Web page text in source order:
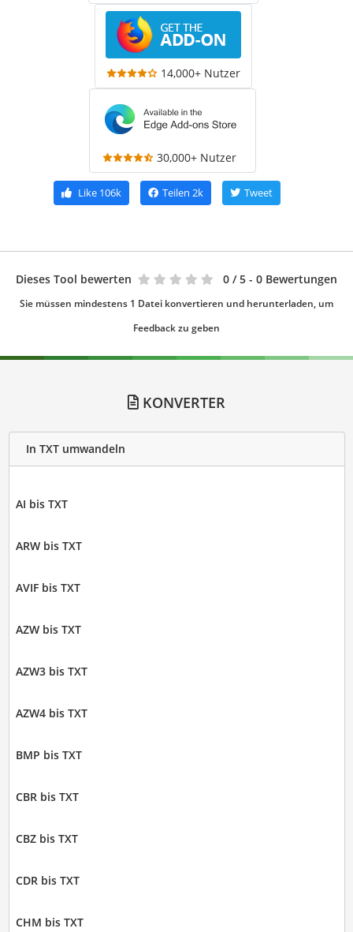
14,000+ Nutzer
30,000+ Nutzer
Like 106k Teilen 2k Tweet
Dieses Tool bewerten 0 / 5 - 0 Bewertungen
Sie müssen mindestens 1 Datei konvertieren und herunterladen, um
Feedback zu geben
KONVERTER
In TXT umwandeln
AI bis TXT
ARW bis TXT
AVIF bis TXT
AZW bis TXT
AZW3 bis TXT
AZW4 bis TXT
BMP bis TXT
CBR bis TXT
CBZ bis TXT
CDR bis TXT
CHM bis TXT